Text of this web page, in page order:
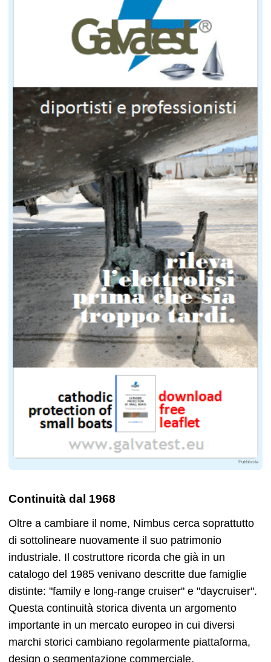
Pubblicità
Continuità dal 1968
Oltre a cambiare il nome, Nimbus cerca soprattutto
di sottolineare nuovamente il suo patrimonio
industriale. Il costruttore ricorda che già in un
catalogo del 1985 venivano descritte due famiglie
distinte: "family e long-range cruiser" e "daycruiser".
Questa continuità storica diventa un argomento
importante in un mercato europeo in cui diversi
marchi storici cambiano regolarmente piattaforma,
design o segmentazione commerciale.